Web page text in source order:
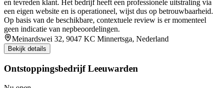
en tevreden klant. Het bedrijf heeft een professionele uitstraling via
een eigen website en is operationeel, wijst dus op betrouwbaarheid.
Op basis van de beschikbare, contextuele review is er momenteel
geen indicatie van nepbeoordelingen.
Meinardswei 32, 9047 KC Minnertsga, Nederland
Bekijk details
Ontstoppingsbedrijf Leeuwarden